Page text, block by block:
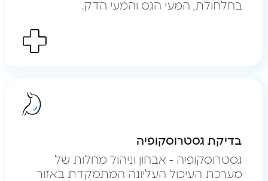
בחלחולת, המעי הגס והמעי הדק.
בדיקת גסטרוסקופיה
גסטרוסקופיה - אבחון וניהול מחלות של
מערכת העיכול העליונה המתמקדת באזור